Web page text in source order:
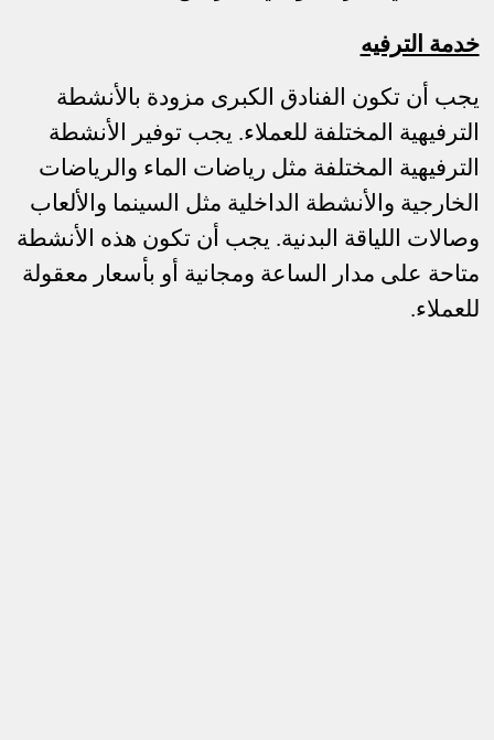
خدمة الترفيه
يجب أن تكون الفنادق الكبرى مزودة بالأنشطة
الترفيهية المختلفة للعملاء. يجب توفير الأنشطة
الترفيهية المختلفة مثل رياضات الماء والرياضات
الخارجية والأنشطة الداخلية مثل السينما والألعاب
وصالات اللياقة البدنية. يجب أن تكون هذه الأنشطة
متاحة على مدار الساعة ومجانية أو بأسعار معقولة
للعملاء.